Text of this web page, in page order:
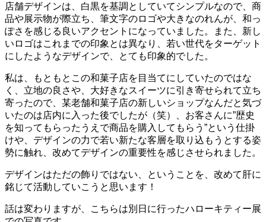
店舗デザインは、白黒を基調としていてシンプルなので、商
品や展示物が際立ち、筆文字のロゴや大きなのれんが、和っ
ぽさを感じる良いアクセントになっていました。また、新し
いロゴはこれまでの印象とは異なり、若い世代をターゲット
にしたようなデザインで、とても印象的でした。
私は、もともとこの和菓子店を目当てにしていたのではな
く、立地の良さや、大好きなスイーツに引き寄せられて立ち
寄ったので、某老舗和菓子店の新しいショップなんだと気づ
いたのは店内に入った後でしたが（笑）、お客さんに”歴史
を知ってもらったうえで商品を購入してもらう”という仕掛
けや、デザインの力で若い新たな客層を取り込もうとする姿
勢に触れ、改めてデザインの重要性を感じさせられました。
デザインはただの飾りではない、ということを、改めて肝に
銘じて活動していこうと思います！
話は変わりますが、こちらは別日に行ったハローキティー展